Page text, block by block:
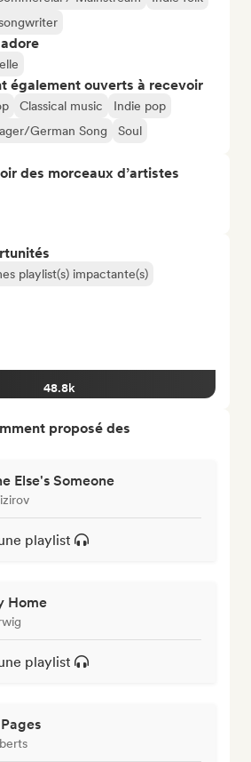
également ouverts à recevoir
Classical music
Indie pop
German Song Soul
des morceaux d’artistes
playlist(s) impactante(s)
48.8k
proposé des
Else's Someone
playlist
Home
playlist